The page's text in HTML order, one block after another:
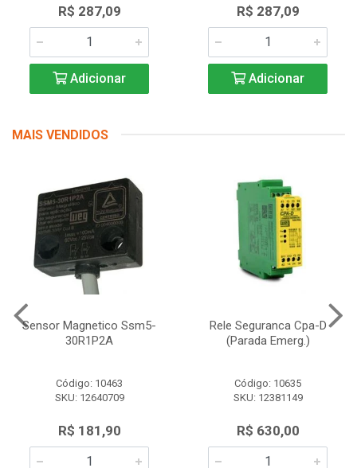
R$ 287,09
Adicionar
R$ 287,09
Adicionar
MAIS VENDIDOS
Sensor Magnetico Ssm5-
30R1P2A
Código: 10463
SKU: 12640709
R$ 181,90
Rele Seguranca Cpa-D
(Parada Emerg.)
Código: 10635
SKU: 12381149
R$ 630,00